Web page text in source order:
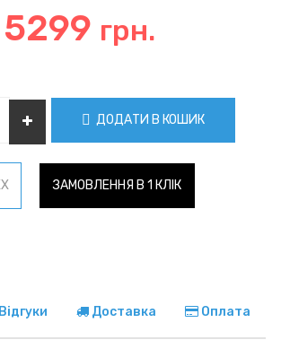
5299 грн.
ДОДАТИ В КОШИК
ЗАМОВЛЕННЯ В 1 КЛІК
Відгуки Доставка Оплата